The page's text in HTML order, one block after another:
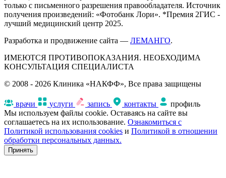
только с письменного разрешения правообладателя. Источник
получения произведений: «Фотобанк Лори». *Премия 2ГИС -
лучший медицинский центр 2025.
Разработка и продвижение сайта — ЛЕМАНГО.
ИМЕЮТСЯ ПРОТИВОПОКАЗАНИЯ. НЕОБХОДИМА
КОНСУЛЬТАЦИЯ СПЕЦИАЛИСТА
© 2008 - 2026 Клиника «НАКФФ», Все права защищены
врачи услуги запись контакты
профиль
Мы используем файлы cookie. Оставаясь на сайте вы
соглашаетесь на их использование. Ознакомиться с
Политикой использования cookies и Политикой в отношении
обработки персональных данных.
Принять